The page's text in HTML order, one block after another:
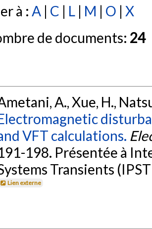
à : A | C | L | M | O | X
de documents: 24
A., Xue, H.,
VFT calculations.
198. Présentée à
Transients
Lien externe